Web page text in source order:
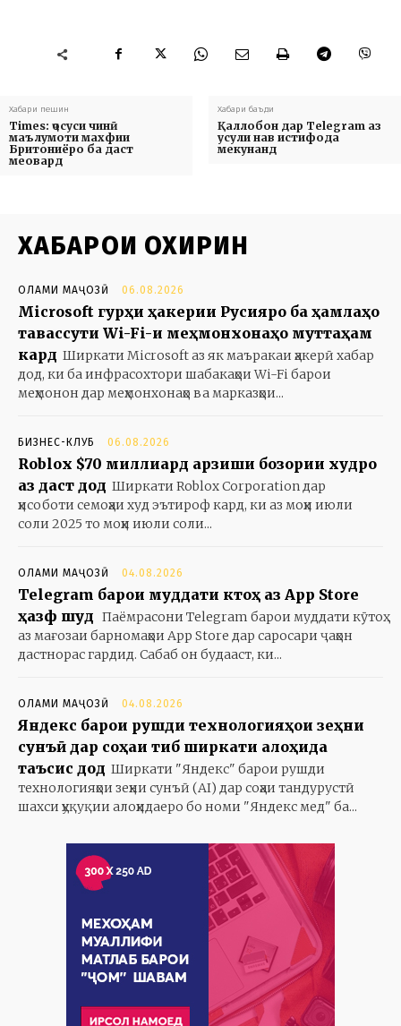
Хабари пешин
Times: ҷосуси чинӣ
маълумоти махфии
Бритониёро ба даст
меовард
Хабари баъди
Қаллобон дар Telegram аз
усули нав истифода
мекунанд
ХАБАРҲОИ ОХИРИН
ОЛАМИ МАҶОЗӢ 06.08.2026
Microsoft гурӯҳи ҳакерии Русияро ба ҳамлаҳо
тавассути Wi-Fi-и меҳмонхонаҳо муттаҳам
кард Ширкати Microsoft аз як маъракаи ҳакерӣ хабар
дод, ки ба инфрасохтори шабакаҳои Wi-Fi барои
меҳмонон дар меҳмонхонаҳо ва марказҳои...
БИЗНЕС-КЛУБ 06.08.2026
Roblox $70 миллиард арзиши бозории худро
аз даст дод Ширкати Roblox Corporation дар
ҳисоботи семоҳаи худ эътироф кард, ки аз моҳи июли
соли 2025 то моҳи июли соли...
ОЛАМИ МАҶОЗӢ 04.08.2026
Telegram барои муддати кӯтоҳ аз App Store
ҳазф шуд Паёмрасони Telegram барои муддати кӯтоҳ
аз мағозаи барномаҳои App Store дар саросари ҷаҳон
дастнорас гардид. Сабаб он будааст, ки...
ОЛАМИ МАҶОЗӢ 04.08.2026
Яндекс барои рушди технологияҳои зеҳни
сунъӣ дар соҳаи тиб ширкати алоҳида
таъсис дод Ширкати "Яндекс" барои рушди
технологияҳои зеҳни сунъӣ (AI) дар соҳаи тандурустӣ
шахси ҳуқуқии алоҳидаеро бо номи "Яндекс мед" ба...